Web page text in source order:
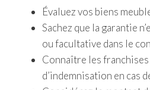
Évaluez vos biens
Sachez que la garantie
ou facultative dans le
Connaître les
d’indemnisation en cas